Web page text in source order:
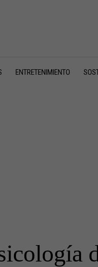
ENTRETENIMIENTO